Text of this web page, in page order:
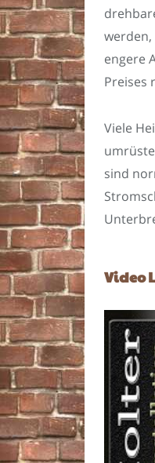
engere
Preises
Viele
sind
Video